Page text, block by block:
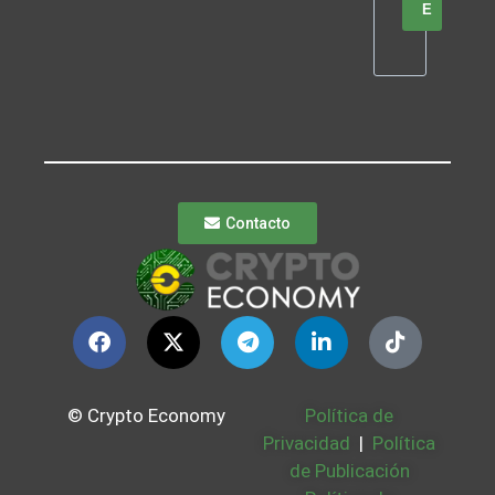
E
Contacto
© Crypto Economy
Política de
Privacidad | Política
de Publicación